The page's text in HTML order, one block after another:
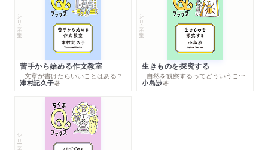
シリーズ・全集
苦手から始める作文教室
─文章が書けたらいいことはある？
津村記久子著
シリーズ・全集
生きものを探究する
─自然を観察するってどういうこと？
小島渉著
シリーズ・全集